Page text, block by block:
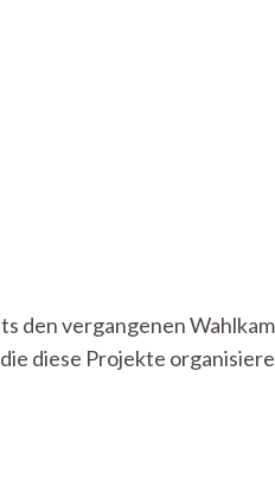
den vergangenen
diese Projekte